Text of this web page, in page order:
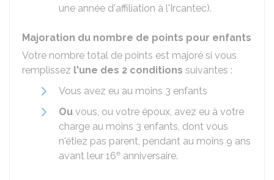
une année d'affiliation à l'Ircantec).
Majoration du nombre de points pour enfants
Votre nombre total de points est majoré si vous
remplissez l'une des 2 conditions suivantes :
Vous avez eu au moins 3 enfants
Ou vous, ou votre époux, avez eu à votre
charge au moins 3 enfants, dont vous
n'étiez pas parent, pendant au moins 9 ans
avant leur 16e anniversaire.